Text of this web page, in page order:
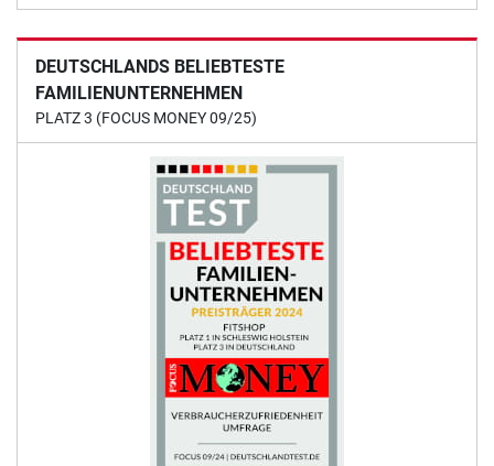
DEUTSCHLANDS BELIEBTESTE
FAMILIENUNTERNEHMEN
PLATZ 3 (FOCUS MONEY 09/25)